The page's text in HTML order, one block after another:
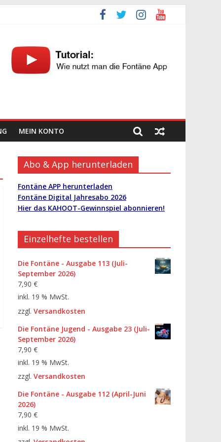
MEIN KONTO
Abo & App herunterladen
Fontäne APP herunterladen
Fontäne Digital Jahresabo 2026
Hier das KAHOOT-Gewinnspiel abonnieren!
Einzelhefte bestellen
Die Fontäne - Ausgabe 113 (Juli-
September 2026)
7,90 €
inkl. 19 % MwSt.
zzgl. Versandkosten
Die Fontäne Jugend - Ausgabe 23 (Juli-
September 2026)
7,90 €
inkl. 19 % MwSt.
zzgl. Versandkosten
Die Fontäne - Ausgabe 112 (April-Juni
2026)
7,90 €
inkl. 19 % MwSt.